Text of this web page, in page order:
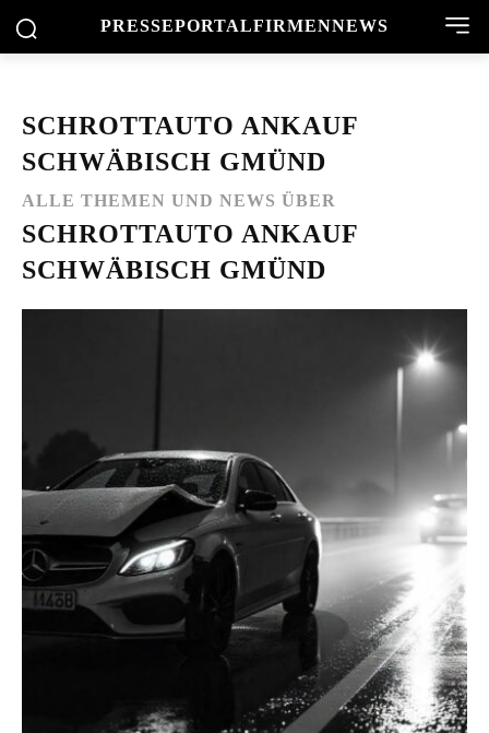
PRESSEPORTALFIRMENNEWS
SCHROTTAUTO ANKAUF
SCHWÄBISCH GMÜND
ALLE THEMEN UND NEWS ÜBER
SCHROTTAUTO ANKAUF
SCHWÄBISCH GMÜND